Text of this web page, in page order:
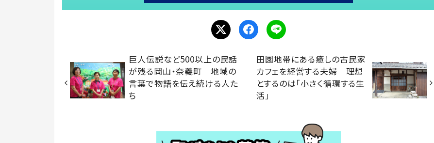
巨人伝説など500以上の民話
が残る岡山・奈義町 地域の
言葉で物語を伝え続ける人た
ち
田園地帯にある癒しの古民家
カフェを経営する夫婦 理想
とするのは「小さく循環する生
活」